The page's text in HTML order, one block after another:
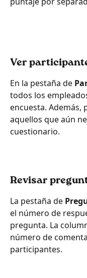
Ver
En la pestaña de
todos los
encuesta. Además,
aquellos que aún
cuestionario.
Revisar
La pestaña de
el número de
pregunta. La
número de
participantes.